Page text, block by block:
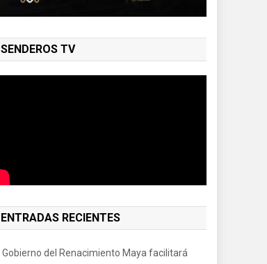
SENDEROS TV
ENTRADAS RECIENTES
Gobierno del Renacimiento Maya facilitará